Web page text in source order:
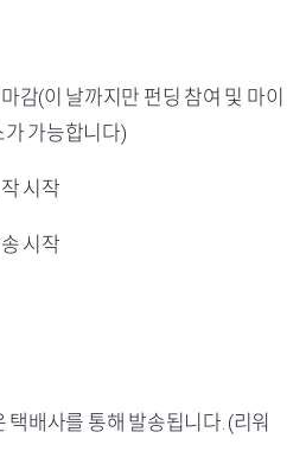
감(이 날까지만 펀딩 참여 및 마이
가능합니다)
시작
시작
배사를 통해 발송됩니다. (리워